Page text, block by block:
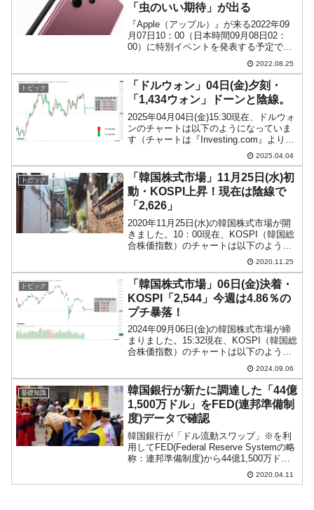
「虫のいい期待」が出る
『Apple（アップル）』が来る2022年09
月07日10：00（日本時間09月08日02：
00）に特別イベントを発表する予定で
す。このイベントでiPhone14も公表され
ると目されています。韓国ですでに
iPhone14の販売単価の予測が出...
2022.08.25
トピック
「ドルウォン」04日(金)夕刻・
「1,434ウォン」ドーンと陰線。
2025年04月04日(金)15:30現在、ドルウォ
ンのチャートは以下のようになっていま
す（チャートは『Investing.com』より引
用）。陰線が伸びました(笑)。現在のとこ
ろ「1ドル＝1,434ウォン」近辺の攻防と
なっています。ローソ...
2025.04.04
トピック
「韓国株式市場」11月25日(水)初
動・KOSPI上昇！現在は陰線で
「2,626」
2020年11月25日(水)の韓国株式市場が開
きました。10：00現在、KOSPI（韓国総
合株価指数）のチャートは以下のように
『Investing.com』より引用）。「アメリ
カ合衆国市場で3万ドル到達！」という朗
報...
2020.11.25
トピック
「韓国株式市場」06日(金)決着・
KOSPI「2,544」今週は4.86％の
プチ暴落！
2024年09月06日(金)の韓国株式市場が締
まりました。15:32現在、KOSPI（韓国総
合株価指数）のチャートは以下のように
『Investing.com』より引用）。天底から
は戻しましたが、「2,550」も割りま...
2024.09.06
基礎知識
韓国銀行が新たに調達した「44億
1,500万ドル」をFED(連邦準備制
度)データで確認
韓国銀行が「ドル流動スワップ」※を利
用してFED(Federal Reserve Systemの略
称：連邦準備制度)から44億1,500万ドル
を調達し、市中銀行に供給したと韓国メ
ディアで報道されました。これを、FED
2020.04.11